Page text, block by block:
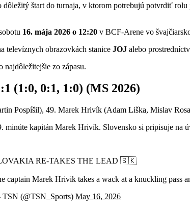
dôležitý štart do turnaja, v ktorom potrebujú potvrdiť
16. mája 2026 o 12:20 v BCF-Arene vo
televíznych obrazovkách stanice JOJ alebo
najdôležitejšie zo zápasu.
(1:0, 0:1, 1:0) (MS 2026)
Pospíšil), 49. Marek Hrivík (Adam Liška, Mislav
minúte kapitán Marek Hrivík. Slovensko si pripisuje na
RE-TAKES THE LEAD 🇸🇰
captain Marek Hrivik takes a wack at a knuckling pass
(@TSN_Sports) May 16, 2026